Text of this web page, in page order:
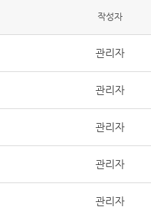
작성자
관리자
관리자
관리자
관리자
관리자